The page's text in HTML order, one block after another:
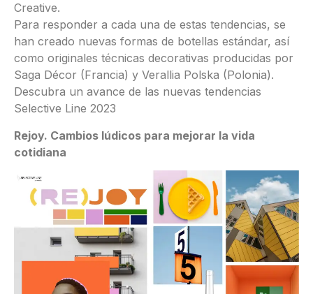
Creative.
Para responder a cada una de estas tendencias, se
han creado nuevas formas de botellas estándar, así
como originales técnicas decorativas producidas por
Saga Décor (Francia) y Verallia Polska (Polonia).
Descubra un avance de las nuevas tendencias
Selective Line 2023
Rejoy. Cambios lúdicos para mejorar la vida
cotidiana